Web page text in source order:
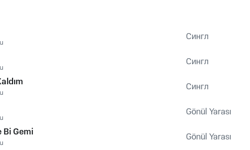
Сингл
Сингл
Сингл
Gönül Yarası
Bi Gemi
Gönül Yarası